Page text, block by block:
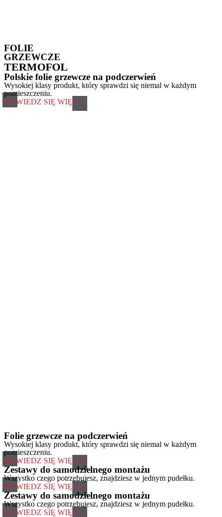
FOLIE
GRZEWCZE
TERMOFOL
Polskie folie grzewcze na podczerwień
Wysokiej klasy produkt, który sprawdzi się niemal w każdym
pomieszczeniu.
DOWIEDZ SIĘ WIĘCEJ
Folie grzewcze na podczerwień
Wysokiej klasy produkt, który sprawdzi się niemal w każdym
pomieszczeniu.
DOWIEDZ SIĘ WIĘCEJ
Zestawy do samodzielnego montażu
Wszystko czego potrzebujesz, znajdziesz w jednym pudełku.
DOWIEDZ SIĘ WIĘCEJ
Zestawy do samodzielnego montażu
Wszystko czego potrzebujesz, znajdziesz w jednym pudełku.
DOWIEDZ SIĘ WIĘCEJ